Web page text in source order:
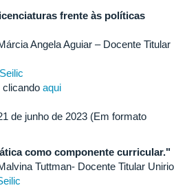
frente às políticas
Angela Aguiar – Docente Titular
clicando aqui
de junho de 2023 (Em formato
como componente curricular."
Tuttman- Docente Titular Unirio